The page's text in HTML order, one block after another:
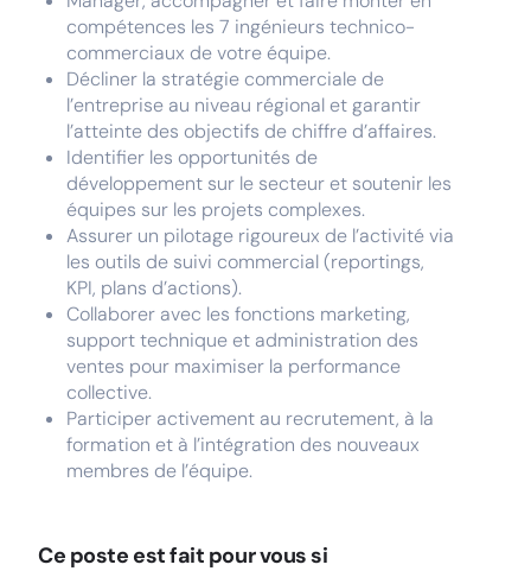
compétences les 7 ingénieurs technico-
commerciaux de votre équipe.
Décliner la stratégie commerciale de
l’entreprise au niveau régional et garantir
l’atteinte des objectifs de chiffre d’affaires.
Identifier les opportunités de
développement sur le secteur et soutenir les
équipes sur les projets complexes.
Assurer un pilotage rigoureux de l’activité via
les outils de suivi commercial (reportings,
KPI, plans d’actions).
Collaborer avec les fonctions marketing,
support technique et administration des
ventes pour maximiser la performance
collective.
Participer activement au recrutement, à la
formation et à l’intégration des nouveaux
membres de l’équipe.
Ce poste est fait pour vous si